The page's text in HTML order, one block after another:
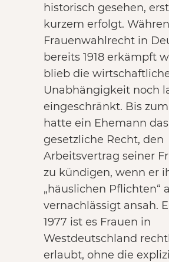
historisch gesehen,
kurzem erfolgt.
Frauenwahlrecht in
bereits 1918 erkämpft
blieb die
Unabhängigkeit noch
eingeschränkt. Bis zum
hatte ein Ehemann das
gesetzliche Recht, den
Arbeitsvertrag seiner
zu kündigen, wenn er
„häuslichen Pflichten“
vernachlässigt ansah.
1977 ist es Frauen in
Westdeutschland
erlaubt, ohne die